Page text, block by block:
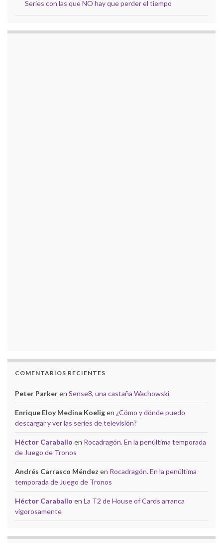
Series con las que NO hay que perder el tiempo
COMENTARIOS RECIENTES
Peter Parkeren Sense8, una castaña Wachowski
Enrique Eloy Medina Koeligen ¿Cómo y dónde puedo
descargar y ver las series de televisión?
Héctor Caraballo en Rocadragón. En la penúltima temporada
de Juego de Tronos
Andrés Carrasco Méndez en Rocadragón. En la penúltima
temporada de Juego de Tronos
Héctor Caraballo en La T2 de House of Cards arranca
vigorosamente